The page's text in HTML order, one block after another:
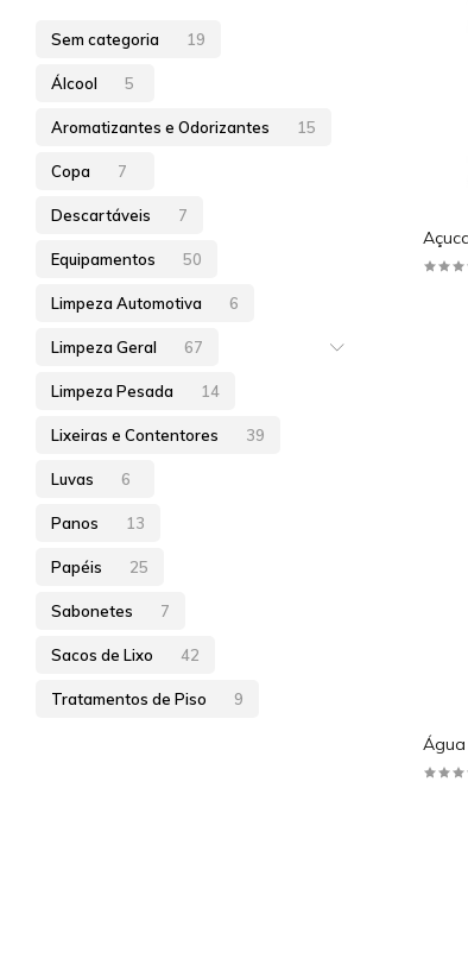
Limpeza Geral
Limpeza Pesada
Lixeiras e Contentores
Panos
Papéis
Sabonetes
Sacos de Lixo
Tratamentos de Piso
Sem categoria 19
Álcool 5
Aromatizantes e Odorizantes 15
Copa 7
Descartáveis 7
Equipamentos 50
Limpeza Automotiva 6
Limpeza Geral 67
Limpeza Pesada 14
Lixeiras e Contentores 39
Luvas 6
Panos 13
Papéis 25
Sabonetes 7
Sacos de Lixo 42
Tratamentos de Piso 9